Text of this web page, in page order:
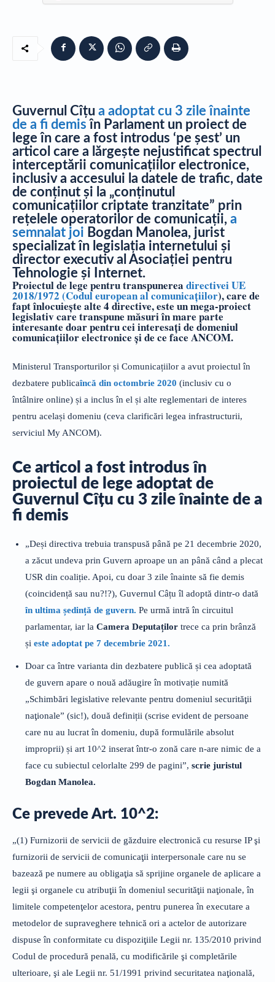
​Guvernul Cîțu a adoptat cu 3 zile înainte
de a fi demis în Parlament un proiect de
lege în care a fost introdus ‘pe șest’ un
articol care a lărgește nejustificat spectrul
interceptării comunicațiilor electronice,
inclusiv a accesului la datele de trafic, date
de conținut și la „conținutul
comunicațiilor criptate tranzitate” prin
rețelele operatorilor de comunicații, a
semnalat joi Bogdan Manolea, jurist
specializat în legislația internetului și
director executiv al Asociației pentru
Tehnologie și Internet.
Proiectul de lege pentru transpunerea directivei UE
2018/1972 (Codul european al comunicațiilor), care de
fapt înlocuiește alte 4 directive, este un mega-proiect
legislativ care transpune măsuri în mare parte
interesante doar pentru cei interesați de domeniul
comunicațiilor electronice și de ce face ANCOM.
Ministerul Transporturilor și Comunicațiilor a avut proiectul în
dezbatere publicaîncă din octombrie 2020 (inclusiv cu o
întâlnire online) și a inclus în el și alte reglementari de interes
pentru același domeniu (ceva clarificări legea infrastructurii,
serviciul My ANCOM).
Ce articol a fost introdus în
proiectul de lege adoptat de
Guvernul Cîțu cu 3 zile înainte de a
fi demis
„Deși directiva trebuia transpusă până pe 21 decembrie 2020,
a zăcut undeva prin Guvern aproape un an până când a plecat
USR din coaliție. Apoi, cu doar 3 zile înainte să fie demis
(coincidență sau nu?!?), Guvernul Câțu îl adoptă dintr-o dată
în ultima ședință de guvern. Pe urmă intră în circuitul
parlamentar, iar la Camera Deputaților trece ca prin brânză
și este adoptat pe 7 decembrie 2021.
Doar ca între varianta din dezbatere publică și cea adoptată
de guvern apare o nouă adăugire în motivație numită
„Schimbări legislative relevante pentru domeniul securităţii
naţionale” (sic!), două definiții (scrise evident de persoane
care nu au lucrat în domeniu, după formulările absolut
improprii) și art 10^2 inserat într-o zonă care n-are nimic de a
face cu subiectul celorlalte 299 de pagini”, scrie juristul
Bogdan Manolea.
Ce prevede Art. 10^2:
„(1) Furnizorii de servicii de găzduire electronică cu resurse IP şi
furnizorii de servicii de comunicaţii interpersonale care nu se
bazează pe numere au obligaţia să sprijine organele de aplicare a
legii şi organele cu atribuţii în domeniul securităţii naţionale, în
limitele competenţelor acestora, pentru punerea în executare a
metodelor de supraveghere tehnică ori a actelor de autorizare
dispuse în conformitate cu dispoziţiile Legii nr. 135/2010 privind
Codul de procedură penală, cu modificările şi completările
ulterioare, şi ale Legii nr. 51/1991 privind securitatea naţională,